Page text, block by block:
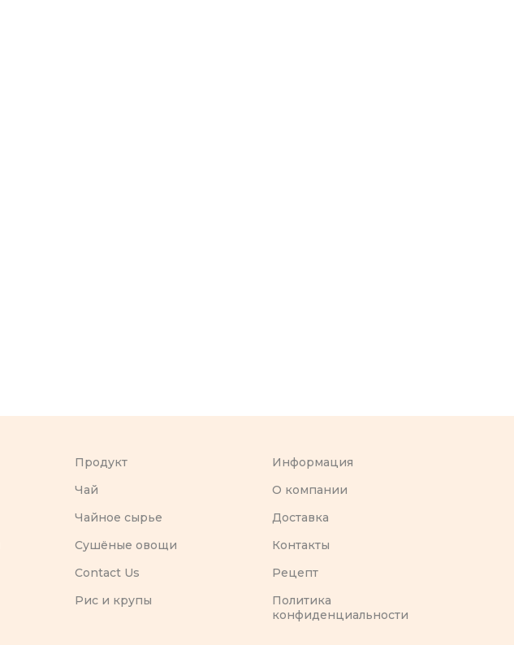
Продукт
Чай
Чайное сырье
Сушёные овощи
Contact Us
Рис и крупы
Информация
O компании
Доставка
Контакты
Рецепт
Политика
конфиденциальности